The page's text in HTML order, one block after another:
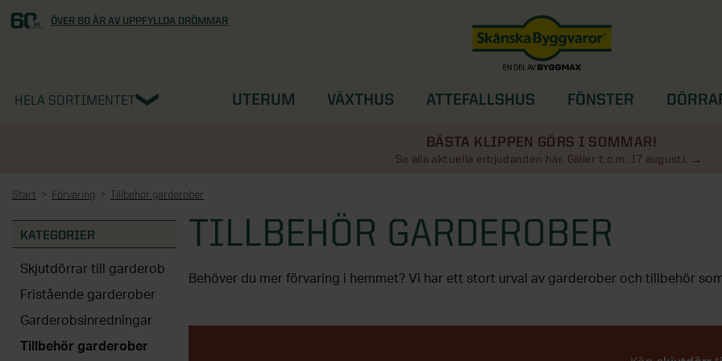
ÖVER 60 ÅR AV UPPFYLLDA DRÖMMAR
HELA SORTIMENTET UTERUM VÄXTHUS ATTEFALLSHUS FÖNSTER
BÄSTA KLIPPEN GÖRS I SOMMAR!
Se alla aktuella erbjudanden här. Gäller t.o.m. 17 augusti.
Start Förvaring Tillbehör garderober
KATEGORIER
Skjutdörrar till garderob
Fristående garderober
Garderobsinredningar
Tillbehör garderober
TILLBEHÖR GARDEROBER
GARDEROB - TILLBEHÖR FÖR ALLA BEHOV